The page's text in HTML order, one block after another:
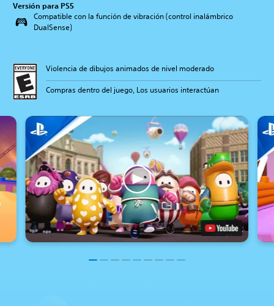
Versión para PS5
Compatible con la función de vibración (control inalámbrico
DualSense)
Violencia de dibujos animados de nivel moderado
Compras dentro del juego, Los usuarios interactúan